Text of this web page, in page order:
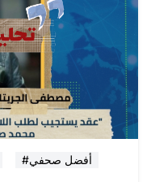
#أفضل صحفي